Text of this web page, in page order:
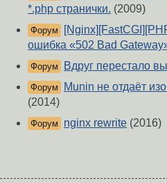
*.php странички. (2009)
Форум
ошибка «502 Bad
Форум Вдруг перестало
Форум
Munin не отдаёт
(2014)
Форум nginx rewrite (2016)